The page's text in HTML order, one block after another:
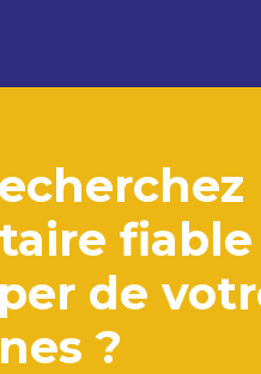
de
?